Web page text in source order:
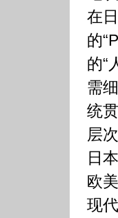
在
的
的“
需
统
层
日
欧
现